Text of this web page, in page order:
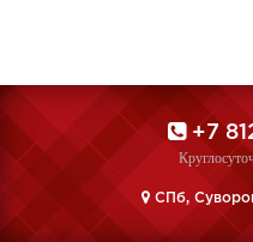
+7
CПб,